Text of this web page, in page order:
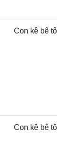
Con kê bê
Con kê bê